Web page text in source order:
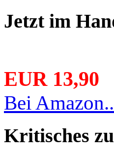
Jetzt im
EUR 13,90
Bei
Kritisches